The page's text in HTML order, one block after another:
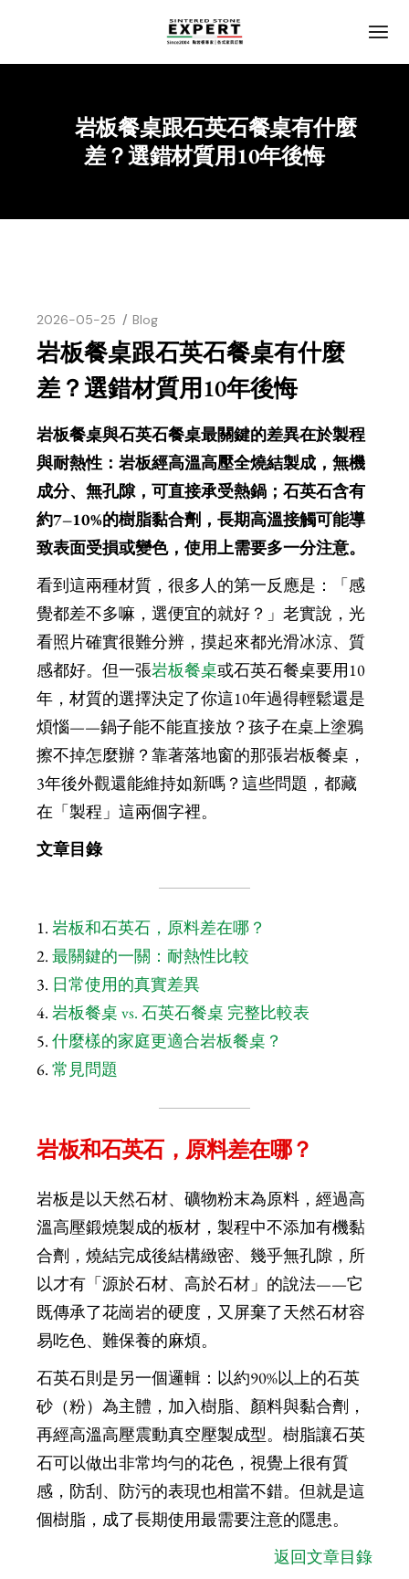
Home
Blog
岩板餐桌跟石英石餐桌有什麼
差？選錯材質用10年後悔
2026-05-25 Blog
岩板餐桌跟石英石餐桌有什麼
差？選錯材質用10年後悔
岩板餐桌與石英石餐桌最關鍵的差異在於製程
與耐熱性：岩板經高溫高壓全燒結製成，無機
成分、無孔隙，可直接承受熱鍋；石英石含有
約7–10%的樹脂黏合劑，長期高溫接觸可能導
致表面受損或變色，使用上需要多一分注意。
看到這兩種材質，很多人的第一反應是：「感
覺都差不多嘛，選便宜的就好？」老實說，光
看照片確實很難分辨，摸起來都光滑冰涼、質
感都好。但一張岩板餐桌或石英石餐桌要用10
年，材質的選擇決定了你這10年過得輕鬆還是
煩惱——鍋子能不能直接放？孩子在桌上塗鴉
擦不掉怎麼辦？靠著落地窗的那張岩板餐桌，
3年後外觀還能維持如新嗎？這些問題，都藏
在「製程」這兩個字裡。
文章目錄
岩板和石英石，原料差在哪？
最關鍵的一關：耐熱性比較
日常使用的真實差異
岩板餐桌 vs. 石英石餐桌 完整比較表
什麼樣的家庭更適合岩板餐桌？
常見問題
岩板和石英石，原料差在哪？
岩板是以天然石材、礦物粉末為原料，經過高
溫高壓鍛燒製成的板材，製程中不添加有機黏
合劑，燒結完成後結構緻密、幾乎無孔隙，所
以才有「源於石材、高於石材」的說法——它
既傳承了花崗岩的硬度，又屏棄了天然石材容
易吃色、難保養的麻煩。
石英石則是另一個邏輯：以約90%以上的石英
砂（粉）為主體，加入樹脂、顏料與黏合劑，
再經高溫高壓震動真空壓製成型。樹脂讓石英
石可以做出非常均勻的花色，視覺上很有質
感，防刮、防污的表現也相當不錯。但就是這
個樹脂，成了長期使用最需要注意的隱患。
返回文章目錄